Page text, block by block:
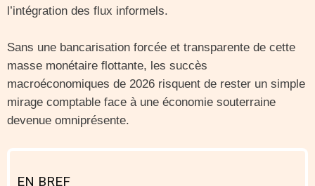
l’intégration des flux informels.
Sans une bancarisation forcée et transparente de cette
masse monétaire flottante, les succès
macroéconomiques de 2026 risquent de rester un simple
mirage comptable face à une économie souterraine
devenue omniprésente.
EN BREF